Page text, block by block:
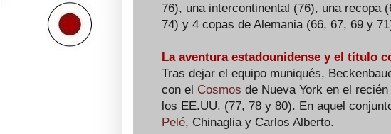
76), una intercontinental (76), una recopa
74) y 4 copas de Alemania (66, 67, 69 y
La aventura estadounidense y el título
Tras dejar el equipo muniqués,
con el Cosmos de Nueva York en el
los EE.UU. (77, 78 y 80). En aquel
Pelé, Chinaglia y Carlos Alberto.